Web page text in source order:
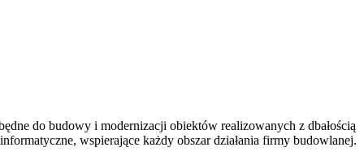
do budowy i modernizacji obiektów realizowanych z dbałością
wspierające każdy obszar działania firmy budowlanej.